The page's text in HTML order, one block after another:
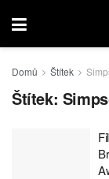
Domů Štítek
Štítek: